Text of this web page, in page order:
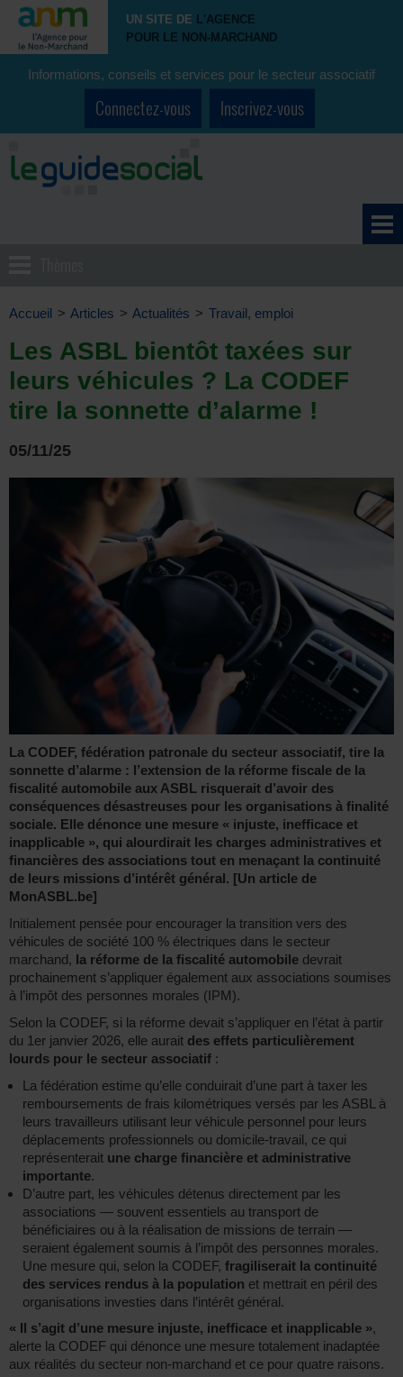
UN SITE DE L'AGENCE
POUR LE NON-MARCHAND
Informations, conseils et services pour le secteur associatif
Connectez-vous Inscrivez-vous
Accueil > Articles > Actualités > Travail, emploi
Les ASBL bientôt taxées sur
leurs véhicules ? La CODEF
tire la sonnette d’alarme !
05/11/25
La CODEF, fédération patronale du secteur associatif, tire la
sonnette d’alarme : l’extension de la réforme fiscale de la
fiscalité automobile aux ASBL risquerait d’avoir des
conséquences désastreuses pour les organisations à finalité
sociale. Elle dénonce une mesure « injuste, inefficace et
inapplicable », qui alourdirait les charges administratives et
financières des associations tout en menaçant la continuité
de leurs missions d’intérêt général. [Un article de
MonASBL.be]
Initialement pensée pour encourager la transition vers des
véhicules de société 100 % électriques dans le secteur
marchand, la réforme de la fiscalité automobile devrait
prochainement s’appliquer également aux associations soumises
à l’impôt des personnes morales (IPM).
Selon la CODEF, si la réforme devait s’appliquer en l’état à partir
du 1er janvier 2026, elle aurait des effets particulièrement
lourds pour le secteur associatif :
La fédération estime qu’elle conduirait d’une part à taxer les
remboursements de frais kilométriques versés par les ASBL à
leurs travailleurs utilisant leur véhicule personnel pour leurs
déplacements professionnels ou domicile-travail, ce qui
représenterait une charge financière et administrative
importante.
D’autre part, les véhicules détenus directement par les
associations — souvent essentiels au transport de
bénéficiaires ou à la réalisation de missions de terrain —
seraient également soumis à l’impôt des personnes morales.
Une mesure qui, selon la CODEF, fragiliserait la continuité
des services rendus à la population et mettrait en péril des
organisations investies dans l’intérêt général.
« Il s’agit d’une mesure injuste, inefficace et inapplicable »,
alerte la CODEF qui dénonce une mesure totalement inadaptée
aux réalités du secteur non-marchand et ce pour quatre raisons.